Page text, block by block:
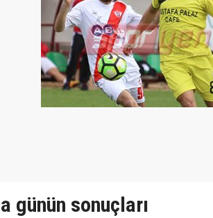
günün sonuçları